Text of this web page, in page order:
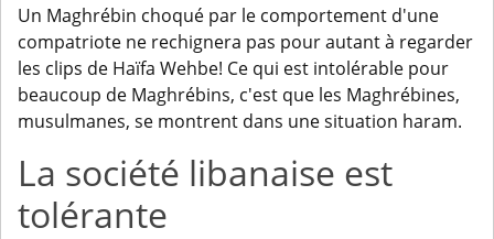
Un Maghrébin choqué par le comportement d'une
compatriote ne rechignera pas pour autant à regarder
les clips de Haïfa Wehbe! Ce qui est intolérable pour
beaucoup de Maghrébins, c'est que les Maghrébines,
musulmanes, se montrent dans une situation haram.
La société libanaise est
tolérante